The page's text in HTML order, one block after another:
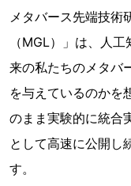
メタバース先端技術
（MGL）」は、人
来の私たちのメタバ
を与えているのかを
のまま実験的に統合
として高速に公開し
す。